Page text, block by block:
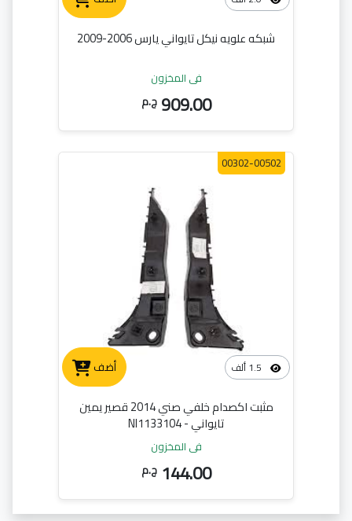
شبكه علويه نيكل تايواني يارس 2006-2009
في المخزون
909.00 ج.م
أضف
00302-00502
مثبت اكصدام خلفي صني 2014 قصير يمين
تايواني - NI1133104
في المخزون
144.00 ج.م